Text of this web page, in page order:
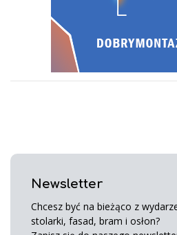
Newsletter
Chcesz być na bieżąco z
stolarki, fasad, bram i osłon?